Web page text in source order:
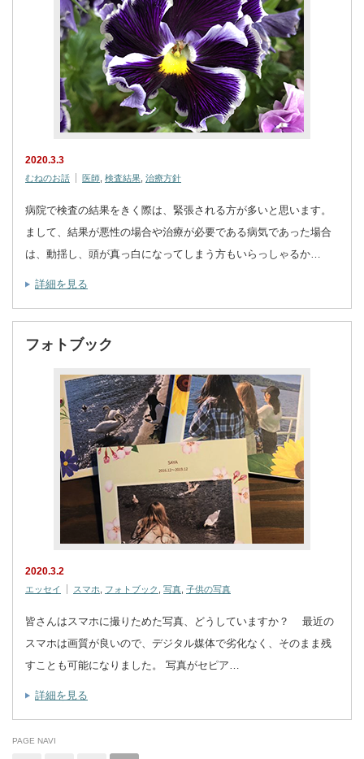
2020.3.3
むねのお話 医師 検査結果 治療方針
病院で検査の結果をきく際は、緊張される方が多いと思います。
まして、結果が悪性の場合や治療が必要である病気であった場合
は、動揺し、頭が真っ白になってしまう方もいらっしゃるか…
詳細を見る
フォトブック
2020.3.2
エッセイ スマホ フォトブック 写真 子供の写真
皆さんはスマホに撮りためた写真、どうしていますか？ 最近の
スマホは画質が良いので、デジタル媒体で劣化なく、そのまま残
すことも可能になりました。 写真がセピア…
詳細を見る
PAGE NAVI